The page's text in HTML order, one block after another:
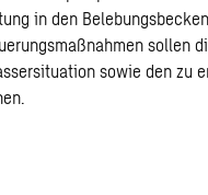
in den
sollen
sowie den zu